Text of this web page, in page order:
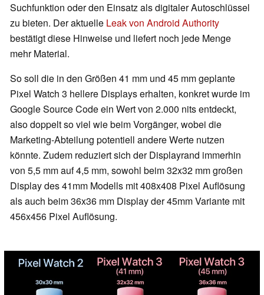
Suchfunktion oder den Einsatz als digitaler Autoschlüssel
zu bieten. Der aktuelle Leak von Android Authority
bestätigt diese Hinweise und liefert noch jede Menge
mehr Material.
So soll die in den Größen 41 mm und 45 mm geplante
Pixel Watch 3 hellere Displays erhalten, konkret wurde im
Google Source Code ein Wert von 2.000 nits entdeckt,
also doppelt so viel wie beim Vorgänger, wobei die
Marketing-Abteilung potentiell andere Werte nutzen
könnte. Zudem reduziert sich der Displayrand immerhin
von 5,5 mm auf 4,5 mm, sowohl beim 32x32 mm großen
Display des 41mm Modells mit 408x408 Pixel Auflösung
als auch beim 36x36 mm Display der 45mm Variante mit
456x456 Pixel Auflösung.